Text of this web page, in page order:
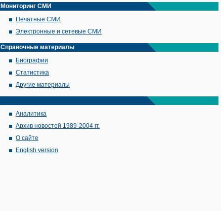
Мониторинг СМИ
Печатные СМИ
Электронные и сетевые СМИ
Справочные материалы
Биографии
Статистика
Другие материалы
Аналитика
Архив новостей 1989-2004 гг.
О сайте
English version